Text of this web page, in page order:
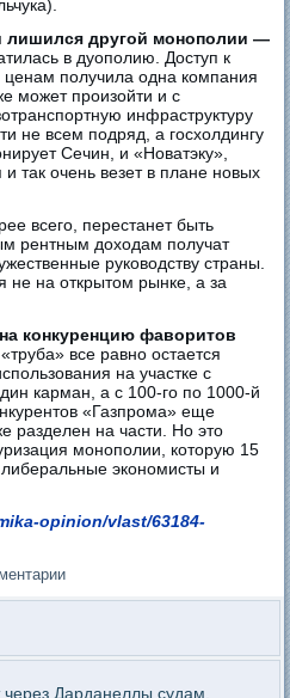
лишился другой монополии —
в дуополию. Доступ к
ценам получила одна компания
может произойти и с
инфраструктуру
не всем подряд, а госхолдингу
Сечин, и «Новатэку»,
так очень везет в плане новых
всего, перестанет быть
рентным доходам получат
руководству страны.
не на открытом рынке, а за
конкуренцию фаворитов
все равно остается
на участке с
карман, а с 100-го по 1000-й
«Газпрома» еще
разделен на части. Но это
монополии, которую 15
экономисты и
opinion/vlast/63184-
через Дарданеллы судам,